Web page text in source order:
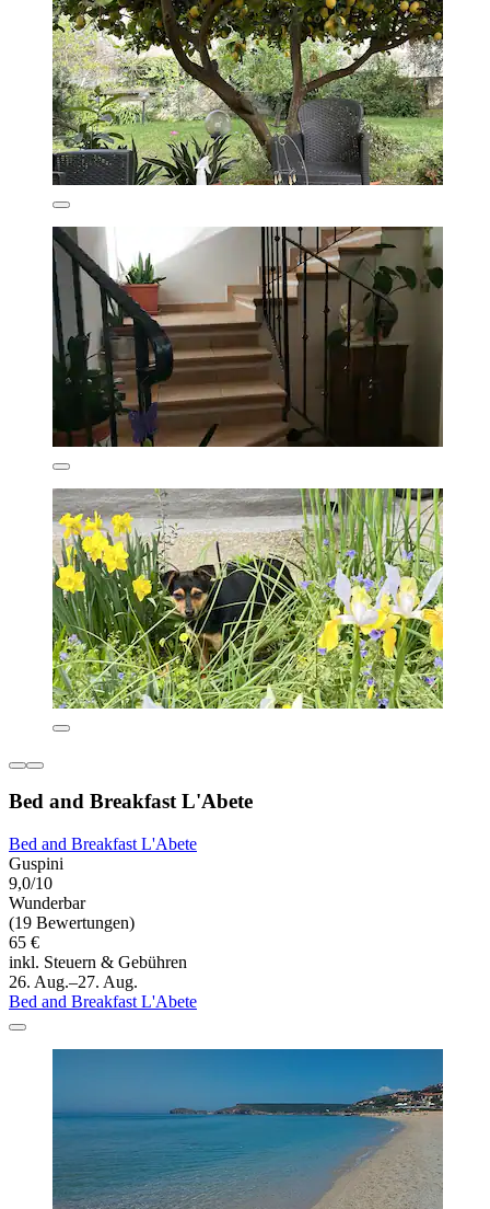
Bed and Breakfast L'Abete
Bed and Breakfast L'Abete
Guspini
9,0/10
Wunderbar
(19 Bewertungen)
65 €
inkl. Steuern & Gebühren
26. Aug.–27. Aug.
Bed and Breakfast L'Abete